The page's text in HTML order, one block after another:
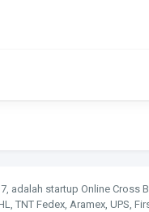
adalah startup Online Cross
Fedex, Aramex, UPS,